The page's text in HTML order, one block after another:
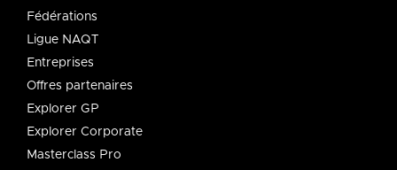
Fédérations
Ligue NAQT
Entreprises
Offres partenaires
Explorer GP
Explorer Corporate
Masterclass Pro